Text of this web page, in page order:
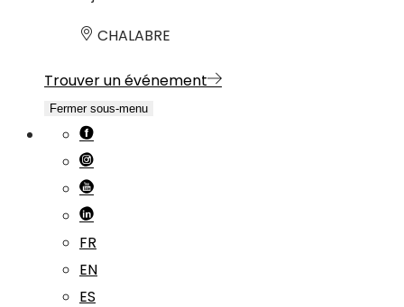
CHALABRE
Trouver un événement
Fermer sous-menu
FR
EN
ES